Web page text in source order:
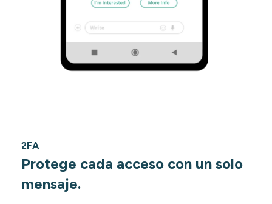
2FA
Protege cada acceso con un solo
mensaje.